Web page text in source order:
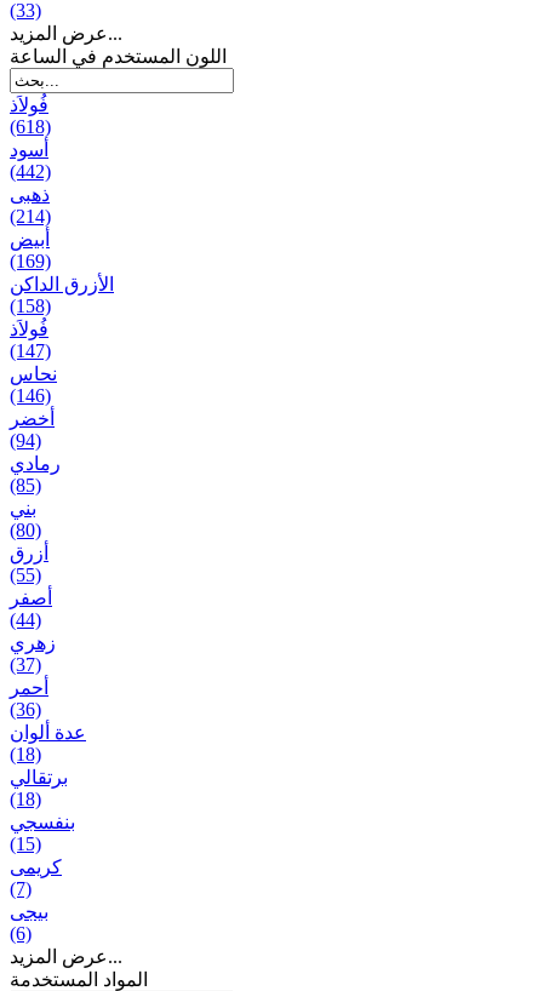
(33)
عرض المزيد...
اللون المستخدم في الساعة
فُولاَذ
(618)
أسود
(442)
ذهبی
(214)
أبيض
(169)
الأزرق الداكن
(158)
فُولاَذ
(147)
نحاس
(146)
أخضر
(94)
رمادي
(85)
بني
(80)
أزرق
(55)
أصفر
(44)
زهري
(37)
أحمر
(36)
عدة ألوان
(18)
برتقالي
(18)
بنفسجي
(15)
کریمی
(7)
بيجی
(6)
عرض المزيد...
المواد المستخدمة